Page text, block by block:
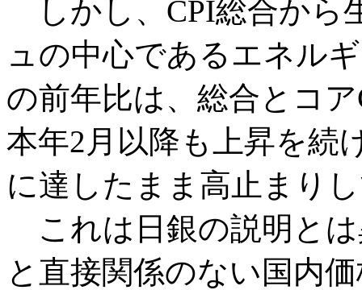
しかし、CPI総合から
ュの中心であるエネル
の前年比は、総合とコ
本年2月以降も上昇を続
に達したまま高止まり
これは日銀の説明と
と直接関係のない国内